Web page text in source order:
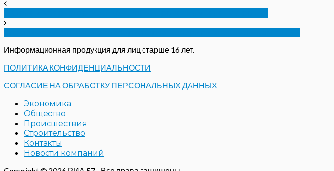
Информационная продукция для лиц старше 16 лет.
ПОЛИТИКА КОНФИДЕНЦИАЛЬНОСТИ
СОГЛАСИЕ НА ОБРАБОТКУ ПЕРСОНАЛЬНЫХ ДАННЫХ
Экономика
Общество
Происшествия
Строительство
Контакты
Новости компаний